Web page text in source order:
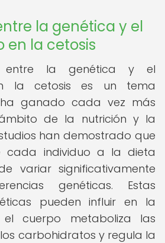
la genética y el
en la cetosis
entre la genética y el
la cetosis es un tema
ganado cada vez más
de la nutrición y la
han demostrado que
cada individuo a la dieta
variar significativamente
genéticas. Estas
pueden influir en la
cuerpo metaboliza las
carbohidratos y regula la